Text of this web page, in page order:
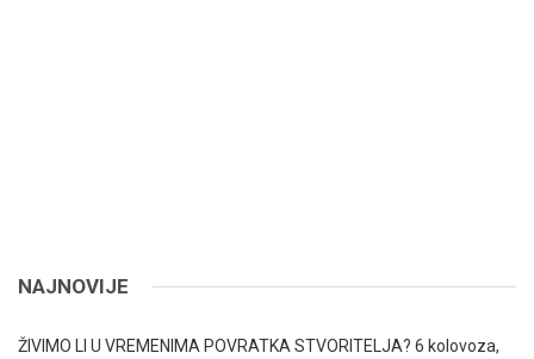
NAJNOVIJE
ŽIVIMO LI U VREMENIMA POVRATKA STVORITELJA? 6 kolovoza,